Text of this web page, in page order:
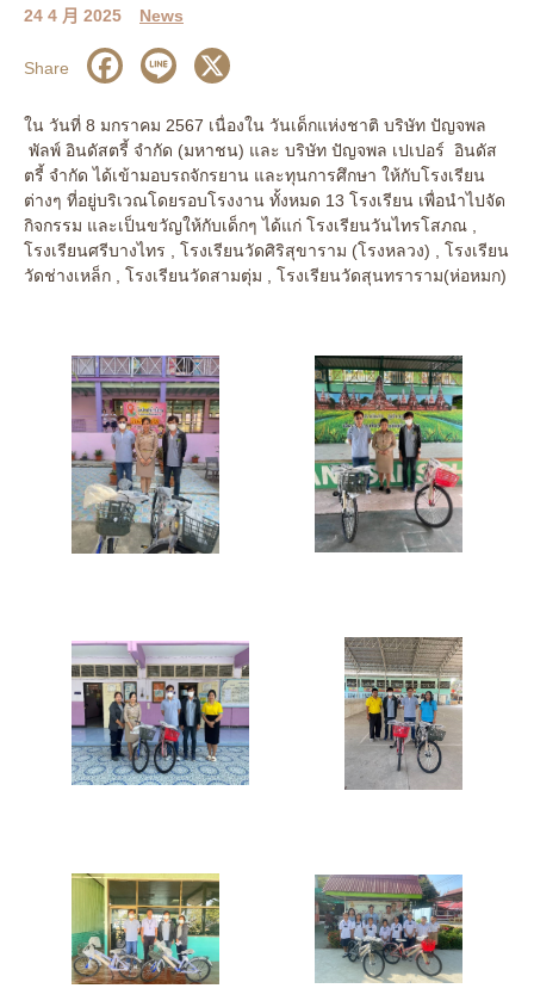
24 4 月 2025 News
Share
ใน วันที่ 8 มกราคม 2567 เนื่องใน วันเด็กแห่งชาติ บริษัท ปัญจพล
พัลพ์ อินดัสตรี้ จำกัด (มหาชน) และ บริษัท ปัญจพล เปเปอร์ อินดัส
ตรี้ จำกัด ได้เข้ามอบรถจักรยาน และทุนการศึกษา ให้กับโรงเรียน
ต่างๆ ที่อยู่บริเวณโดยรอบโรงงาน ทั้งหมด 13 โรงเรียน เพื่อนำไปจัด
กิจกรรม และเป็นขวัญให้กับเด็กๆ ได้แก่ โรงเรียนวันไทรโสภณ ,
โรงเรียนศรีบางไทร , โรงเรียนวัดศิริสุขาราม (โรงหลวง) , โรงเรียน
วัดช่างเหล็ก , โรงเรียนวัดสามตุ่ม , โรงเรียนวัดสุนทราราม(ห่อหมก)